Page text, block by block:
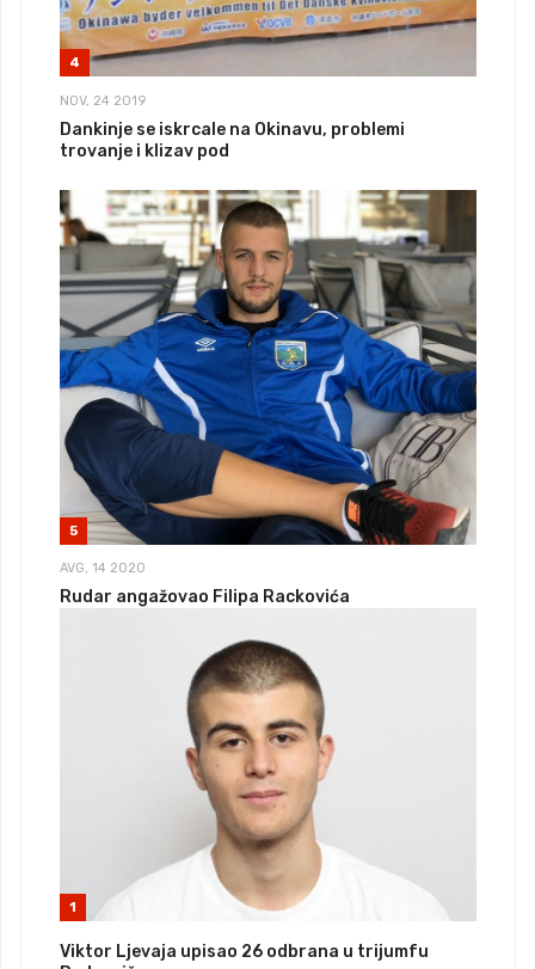
4
NOV, 24 2019
Dankinje se iskrcale na Okinavu, problemi
trovanje i klizav pod
5
AVG, 14 2020
Rudar angažovao Filipa Rackovića
1
Viktor Ljevaja upisao 26 odbrana u trijumfu